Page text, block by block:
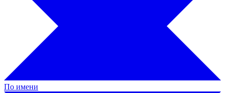
По имени